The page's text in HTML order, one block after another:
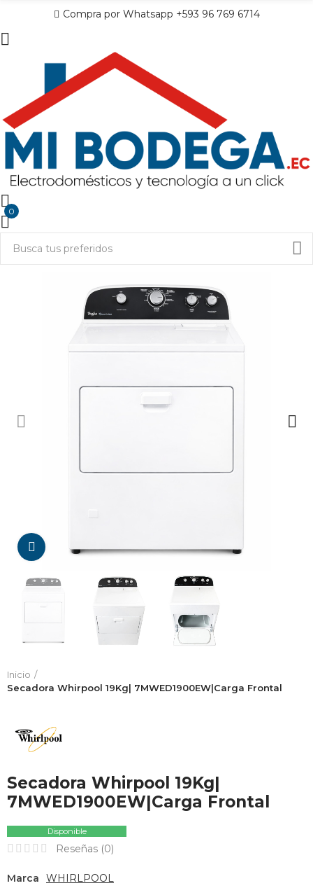
Compra por Whatsapp +593 96 769 6714
0
Da click para agrandar
Inicio
Secadora Whirpool 19Kg| 7MWED1900EW|Carga Frontal
Secadora Whirpool 19Kg|
7MWED1900EW|Carga Frontal
Disponible
Reseñas (0)
Marca
WHIRLPOOL